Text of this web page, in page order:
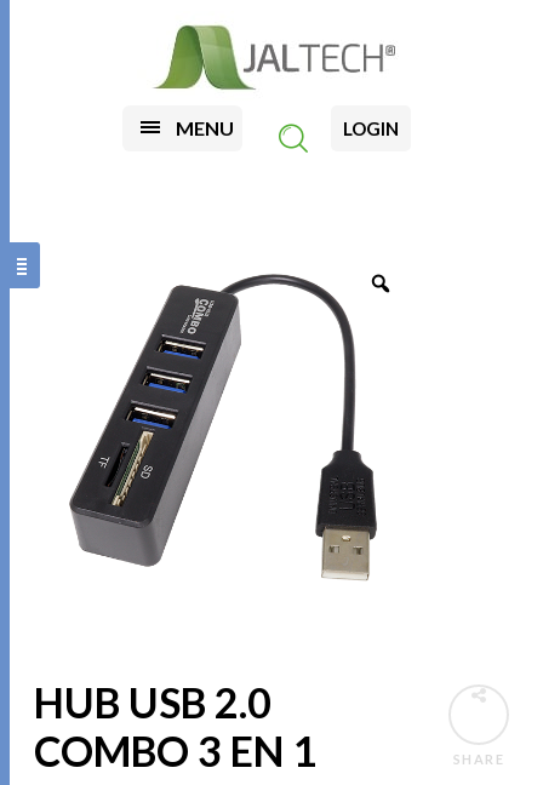
MENU LOGIN
SHARE
HUB USB 2.0
COMBO 3 EN 1